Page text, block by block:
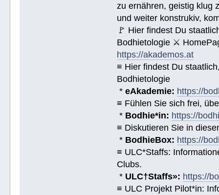
zu ernähren, geistig klug
und weiter konstrukiv,
🚩 Hier findest Du
Bodhietologie ⚔
https://akademos.at
≡ Hier findest Du
Bodhietologie
*eAkademie: https://
≡ Fühlen Sie sich frei,
* Bodhie*in: https://
≡ Diskutieren Sie in
* BodhieBox: https://
≡ ULC*Staffs:
Clubs.
* ULC†Staffs»: https://
≡ ULC Projekt Pilot*in: